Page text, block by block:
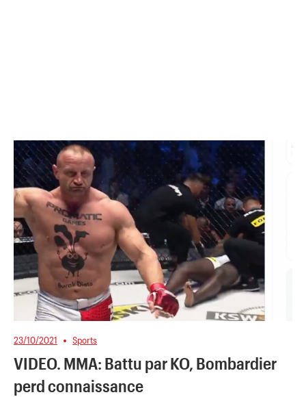
23/10/2021 Sports
VIDEO. MMA: Battu par KO, Bombardier
perd connaissance